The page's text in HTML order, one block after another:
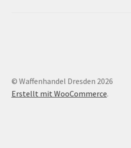
© Waffenhandel Dresden 2026
Erstellt mit WooCommerce.